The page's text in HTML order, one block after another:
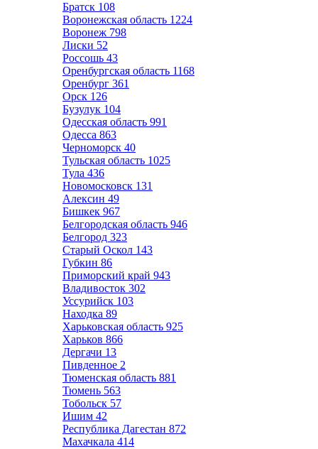
Братск 108
Воронежская область 1224
Воронеж 798
Лиски 52
Россошь 43
Оренбургская область 1168
Оренбург 361
Орск 126
Бузулук 104
Одесская область 991
Одесса 863
Черноморск 40
Тульская область 1025
Тула 436
Новомосковск 131
Алексин 49
Бишкек 967
Белгородская область 946
Белгород 323
Старый Оскол 143
Губкин 86
Приморский край 943
Владивосток 302
Уссурийск 103
Находка 89
Харьковская область 925
Харьков 866
Дергачи 13
Пивденное 2
Тюменская область 881
Тюмень 563
Тобольск 57
Ишим 42
Республика Дагестан 872
Махачкала 414